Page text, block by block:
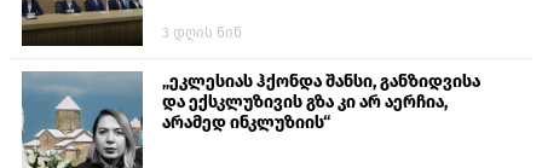
3 დღის წინ
„ეკლესიას ჰქონდა შანსი, განზიდვისა
და ექსკლუზივის გზა კი არ აერჩია,
არამედ ინკლუზიის“